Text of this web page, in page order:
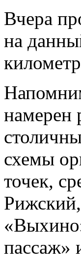
Вчера
на
намерен
схемы
точек,
пассаж»